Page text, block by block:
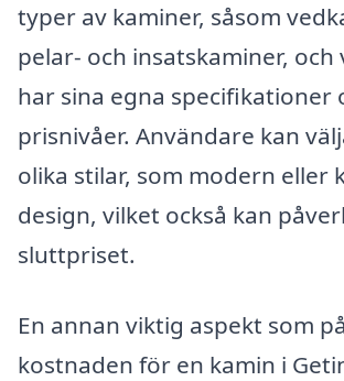
typer av kaminer, såsom
pelar- och insatskaminer, och
har sina egna specifikationer
prisnivåer. Användare kan
olika stilar, som modern eller
design, vilket också kan
sluttpriset.
En annan viktig aspekt som
kostnaden för en kamin i